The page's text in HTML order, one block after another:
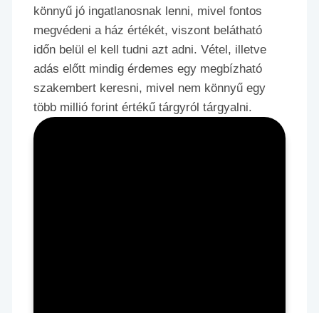
könnyű jó ingatlanosnak lenni, mivel fontos
megvédeni a ház értékét, viszont belátható
időn belül el kell tudni azt adni. Vétel, illetve
adás előtt mindig érdemes egy megbízható
szakembert keresni, mivel nem könnyű egy
több millió forint értékű tárgyról tárgyalni.